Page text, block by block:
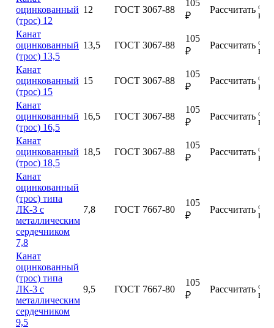
оцинкованный
(трос) 12
12 ГОСТ 3067-88
105
₽
Рассчитать
Канат
оцинкованный
(трос) 13,5
13,5 ГОСТ 3067-88
105
₽
Рассчитать
Канат
оцинкованный
(трос) 15
15 ГОСТ 3067-88
105
₽
Рассчитать
Канат
оцинкованный
(трос) 16,5
16,5 ГОСТ 3067-88
105
₽
Рассчитать
Канат
оцинкованный
(трос) 18,5
18,5 ГОСТ 3067-88
105
₽
Рассчитать
Канат
оцинкованный
(трос) типа
ЛК-3 с
металлическим
сердечником
7,8
7,8 ГОСТ 7667-80
105
₽
Рассчитать
Канат
оцинкованный
(трос) типа
ЛК-3 с
металлическим
сердечником
9,5
9,5 ГОСТ 7667-80
105
₽
Рассчитать